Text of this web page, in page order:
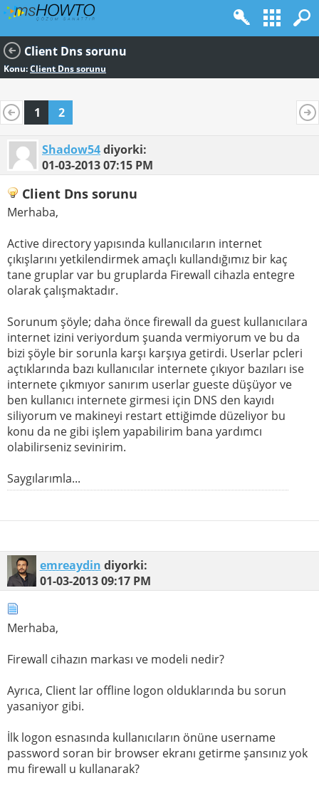
Client Dns sorunu
Konu:Client Dns sorunu
1 2
Shadow54diyorki:
01-03-201307:15 PM
Client Dns sorunu
Merhaba,
Active directory yapısında kullanıcıların internet
çıkışlarını yetkilendirmek amaçlı kullandığımız bir kaç
tane gruplar var bu gruplarda Firewall cihazla entegre
olarak çalışmaktadır.
Sorunum şöyle; daha önce firewall da guest kullanıcılara
internet izini veriyordum şuanda vermiyorum ve bu da
bizi şöyle bir sorunla karşı karşıya getirdi. Userlar pcleri
açtıklarında bazı kullanıcılar internete çıkıyor bazıları ise
internete çıkmıyor sanırım userlar gueste düşüyor ve
ben kullanıcı internete girmesi için DNS den kayıdı
siliyorum ve makineyi restart ettiğimde düzeliyor bu
konu da ne gibi işlem yapabilirim bana yardımcı
olabilirseniz sevinirim.
Saygılarımla...
emreaydin diyorki:
01-03-201309:17 PM
Merhaba,
Firewall cihazın markası ve modeli nedir?
Ayrıca, Client lar offline logon olduklarında bu sorun
yasaniyor gibi.
İlk logon esnasında kullanıcıların önüne username
password soran bir browser ekranı getirme şansınız yok
mu firewall u kullanarak?